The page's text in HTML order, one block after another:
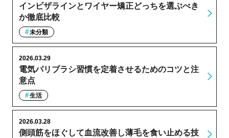
インビザラインとワイヤー矯正どっちを選ぶべき
か徹底比較
未分類
電気バリブラシ習慣を定着させるためのコツと注
意点
2026.03.29
生活
側頭筋をほぐして血流改善し薄毛を食い止める技
2026.03.28